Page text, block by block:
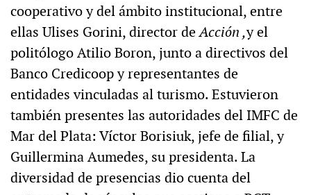
cooperativo y del ámbito institucional, entre
ellas Ulises Gorini, director deAcción ,y el
politólogo Atilio Boron, junto a directivos del
Banco Credicoop y representantes de
entidades vinculadas al turismo. Estuvieron
también presentes las autoridades del IMFC de
Mar del Plata: Víctor Borisiuk, jefe de filial, y
Guillermina Aumedes, su presidenta. La
diversidad de presencias dio cuenta del